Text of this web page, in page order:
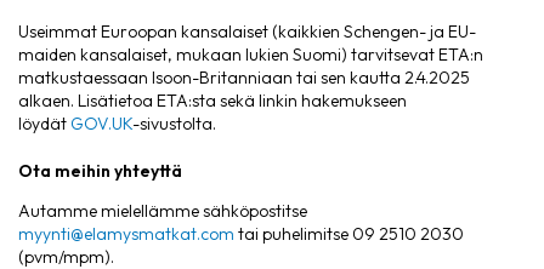
Useimmat Euroopan kansalaiset (kaikkien Schengen- ja EU-
maiden kansalaiset, mukaan lukien Suomi) tarvitsevat ETA:n
matkustaessaan Isoon-Britanniaan tai sen kautta 2.4.2025
alkaen. Lisätietoa ETA:sta sekä linkin hakemukseen
löydät GOV.UK-sivustolta.
Ota meihin yhteyttä
Autamme mielellämme sähköpostitse
myynti@elamysmatkat.com tai puhelimitse 09 2510 2030
(pvm/mpm).